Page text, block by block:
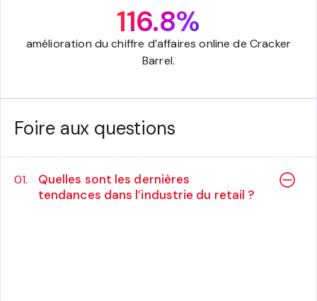
116.8%
amélioration du chiffre d’affaires online de Cracker
Barrel.
Foire aux questions
01.
Quelles sont les dernières
tendances dans l’industrie du retail ?